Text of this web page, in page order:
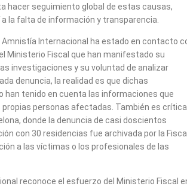
hacer seguimiento global de estas causas,
la falta de información y transparencia.
Amnistía Internacional ha estado en contacto
Ministerio Fiscal que han manifestado su
investigaciones y su voluntad de analizar
denuncia, la realidad es que dichas
han tenido en cuenta las informaciones que
propias personas afectadas. También es
donde la denuncia de casi doscientos
con 30 residencias fue archivada por la
a las víctimas o los profesionales de las
reconoce el esfuerzo del Ministerio Fiscal